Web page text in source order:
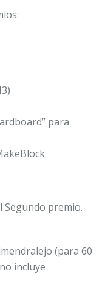
para
Segundo premio.
(para 60
incluye